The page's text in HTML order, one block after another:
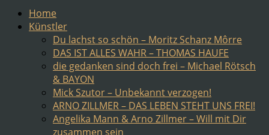
Home
Künstler
Du lachst so schön – Moritz Schanz Môrre
DAS IST ALLES WAHR – THOMAS HAUFE
die gedanken sind doch frei – Michael Rötsch
& BAYON
Mick Szutor – Unbekannt verzogen!
ARNO ZILLMER – DAS LEBEN STEHT UNS FREI!
Angelika Mann & Arno Zillmer – Will mit Dir
zusammen sein